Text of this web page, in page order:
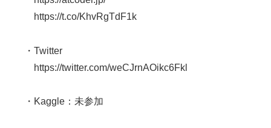
https://t.co/KhvRgTdF1k
・Twitter
https://twitter.com/weCJrnAOikc6Fkl
・Kaggle：未参加